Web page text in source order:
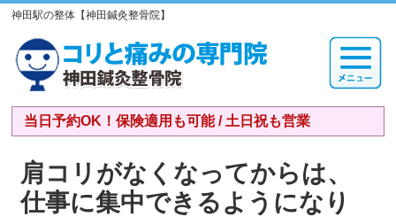
神田駅の整体【神田鍼灸整骨院】
当日予約OK！保険適用も可能 / 土日祝も営業
肩コリがなくなってからは、
仕事に集中できるようになり